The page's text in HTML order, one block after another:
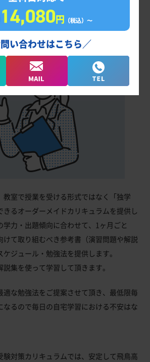
だから成果が出る！
向けた受験対策カリキュラム
教室で授業を受ける形式ではなく「独学
きるオーダーメイドカリキュラムを提供し
学力・出題傾向に合わせて、1ヶ月ごと
けて取り組むべき参考書（演習問題や解説
ジュール・勉強法を提供します。
集を使って学習して頂きます。
適な勉強法をご提案させて頂き、最低限毎
なるので毎日の自宅学習における不安はな
験対策カリキュラムでは、安定して飛鳥高
14,080円 （税込）〜
い合わせはこちら／